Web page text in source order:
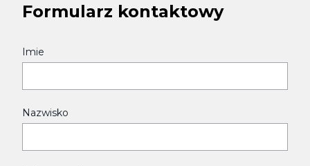
Formularz kontaktowy
Imie
Nazwisko